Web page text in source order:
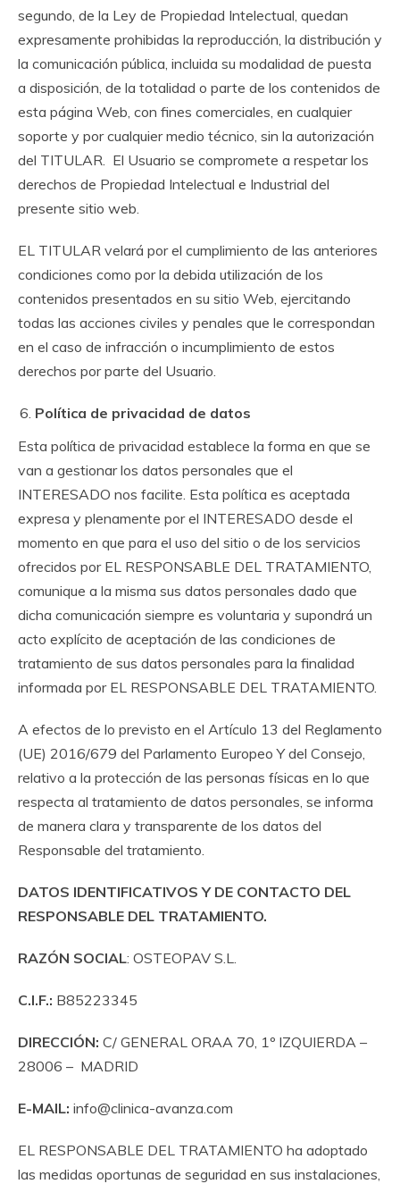
segundo, de la Ley de Propiedad Intelectual, quedan
expresamente prohibidas la reproducción, la distribución y
la comunicación pública, incluida su modalidad de puesta
a disposición, de la totalidad o parte de los contenidos de
esta página Web, con fines comerciales, en cualquier
soporte y por cualquier medio técnico, sin la autorización
del TITULAR. El Usuario se compromete a respetar los
derechos de Propiedad Intelectual e Industrial del
presente sitio web.
EL TITULAR velará por el cumplimiento de las anteriores
condiciones como por la debida utilización de los
contenidos presentados en su sitio Web, ejercitando
todas las acciones civiles y penales que le correspondan
en el caso de infracción o incumplimiento de estos
derechos por parte del Usuario.
Política de privacidad de datos
Esta política de privacidad establece la forma en que se
van a gestionar los datos personales que el
INTERESADO nos facilite. Esta política es aceptada
expresa y plenamente por el INTERESADO desde el
momento en que para el uso del sitio o de los servicios
ofrecidos por EL RESPONSABLE DEL TRATAMIENTO,
comunique a la misma sus datos personales dado que
dicha comunicación siempre es voluntaria y supondrá un
acto explícito de aceptación de las condiciones de
tratamiento de sus datos personales para la finalidad
informada por EL RESPONSABLE DEL TRATAMIENTO.
A efectos de lo previsto en el Artículo 13 del Reglamento
(UE) 2016/679 del Parlamento Europeo Y del Consejo,
relativo a la protección de las personas físicas en lo que
respecta al tratamiento de datos personales, se informa
de manera clara y transparente de los datos del
Responsable del tratamiento.
DATOS IDENTIFICATIVOS Y DE CONTACTO DEL
RESPONSABLE DEL TRATAMIENTO.
RAZÓN SOCIAL: OSTEOPAV S.L.
C.I.F.: B85223345
DIRECCIÓN: C/ GENERAL ORAA 70, 1º IZQUIERDA –
28006 – MADRID
E-MAIL: info@clinica-avanza.com
EL RESPONSABLE DEL TRATAMIENTO ha adoptado
las medidas oportunas de seguridad en sus instalaciones,